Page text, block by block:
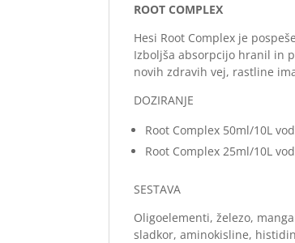
ROOT COMPLEX
Hesi Root Complex je
Izboljša absorpcijo hranil in
novih zdravih vej, rastline
DOZIRANJE
Root Complex 50ml/10L
Root Complex 25ml/10L
SESTAVA
Oligoelementi, železo,
sladkor, aminokisline,